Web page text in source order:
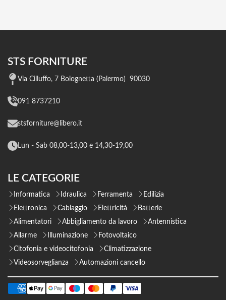
STS FORNITURE
Via Cilluffo, 7 Bolognetta (Palermo) 90030
091 8737210
stsforniture@libero.it
Lun - Sab 08,00-13,00 e 14,30-19,00
LE CATEGORIE
Informatica Idraulica Ferramenta
Edilizia
Elettronica
Cablaggio Elettricità
Batterie
Alimentatori
Abbigliamento da lavoro
Antennistica
Allarme
Illuminazione
Fotovoltaico
Citofonia e videocitofonia
Climatizzazione
Videosorveglianza
Automazioni cancello